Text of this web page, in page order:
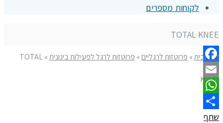
לקוחות מספרים
TOTAL KNEE
דף הבית» פרוטזות לרגליים» פרוטזות לרגל לפעילות בינונית»
TOTAL
KNEE
Facebook
Email
WhatsApp
שתף